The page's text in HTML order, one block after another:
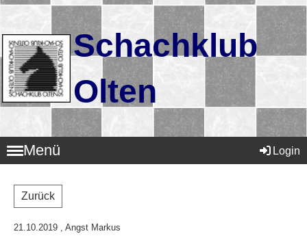
Schachklub
Olten
Menü Login
Zurück
21.10.2019 , Angst Markus